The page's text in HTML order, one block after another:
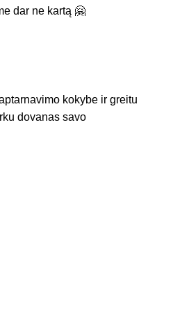
dar ne kartą 🤗
kokybe ir greitu
dovanas savo